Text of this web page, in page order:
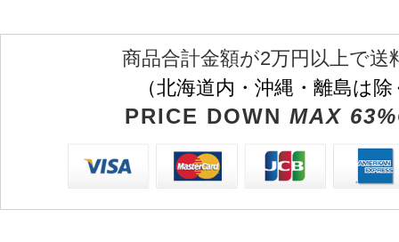
商品合計金額が2万円以上で送
（北海道内・沖縄・離島は
PRICE DOWN MAX